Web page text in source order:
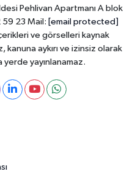
Pehlivan Apartmanı A blok
59 23 Mail: [email protected]
ve görselleri kaynak
kanuna aykırı ve izinsiz olarak
yayınlanamaz.